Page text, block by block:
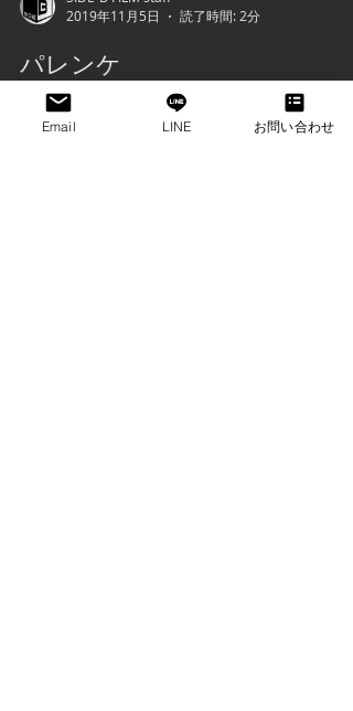
SIDE-B FILM staff
2019年11月5日
読了時間: 2分
Email LINE お問い合わせ